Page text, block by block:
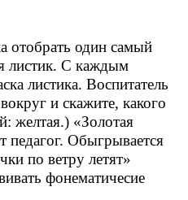
отобрать один самый
листик. С каждым
листика. Воспитатель
и скажите, какого
желтая.) «Золотая
педагог. Обыгрывается
по ветру летят»
фонематичесие